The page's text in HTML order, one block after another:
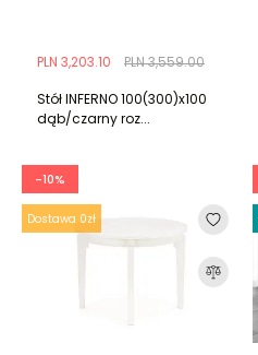
PLN 3,559.00
PLN 3,203.10
Stół INFERNO 100(300)x100
dąb/czarny roz...
-10%
Dostawa 0zł